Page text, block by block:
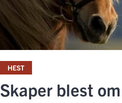
HEST
Skaper blest